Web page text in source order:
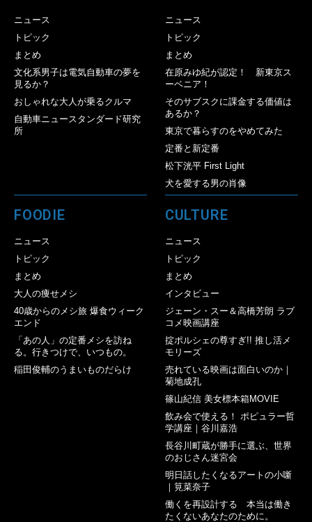
ニュース
トピック
まとめ
文化系男子は電気自動車の夢を
見るか？
おしゃれな大人が乗るクルマ
自動車ニュースタンダード研究
所
ニュース
トピック
まとめ
在原みゆ紀が認定！ 新東京ス
ーベニア！
そのサブスクに課金する価値は
あるか？
東京で暮らすのをやめてみた
定番と新定番
松下洸平 First Light
犬を愛する男の肖像
FOODIE
ニュース
トピック
まとめ
大人の痩せメシ
40歳からのメシ旅 爆食ウィーク
エンド
「あの人」の定番メシを訪ね
る。行きつけで、いつもの。
稲田俊輔のうまいものだらけ
CULTURE
ニュース
トピック
まとめ
インタビュー
ジェーン・スー＆高橋芳朗 ラブ
コメ映画講座
掟ポルシェの尊すぎ!! 推し活メ
モリーズ
売れている映画は面白いのか｜
菊地成孔
篠山紀信 美女標本箱MOVIE
飲み会で使える！ ポピュラー哲
学講座｜谷川嘉浩
長谷川町蔵が勝手に選ぶ、世界
のおじさん迷宮会
明日話したくなるアートの小噺
｜筧菜奈子
働くを再設計する 本当は働き
たくないあなたのために。